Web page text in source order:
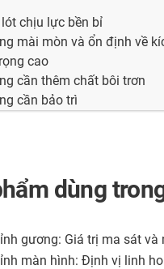
lót chịu lực bền bỉ
mài mòn và ổn định về
cao
cần thêm chất bôi trơn
cần bảo trì
dùng
gương: Giá trị ma sát và
màn hình: Định vị linh